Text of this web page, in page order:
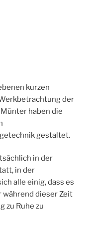
kurzen
der
haben die
gestaltet.
in der
in der
alle einig, dass es
dieser Zeit
zu Ruhe zu